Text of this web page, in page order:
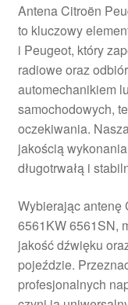
Moje konto
O nas
Płatności
Polityka
Procedura
Skarga
Wózek
Antena Citroën
to kluczowy
i Peugeot, który
radiowe oraz
automechanikiem
samochodowych,
oczekiwania.
jakością
długotrwałą i
Wybierając antenę
6561KW 6561SN,
jakość dźwięku
pojeździe.
profesjonalnych